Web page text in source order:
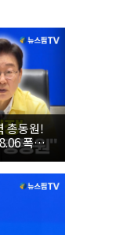
총동원!
폭염•